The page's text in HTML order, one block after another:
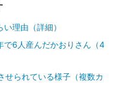
理由（詳細）
で6人産んだかおりさん（4
せられている様子（複数カ